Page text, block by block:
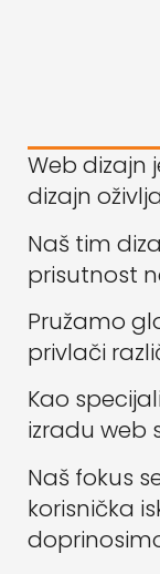
Web dizajn
dizajn
Naš tim
prisutnost
Pružamo
privlači
Kao
izradu web
Naš fokus
korisnička